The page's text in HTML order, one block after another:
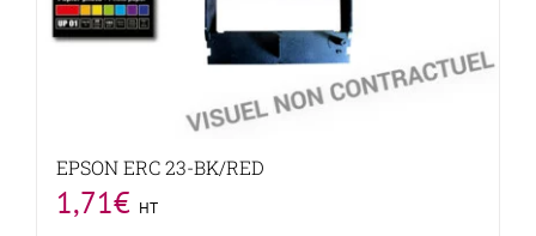
EPSON ERC 23-BK/RED
1,71€ HT